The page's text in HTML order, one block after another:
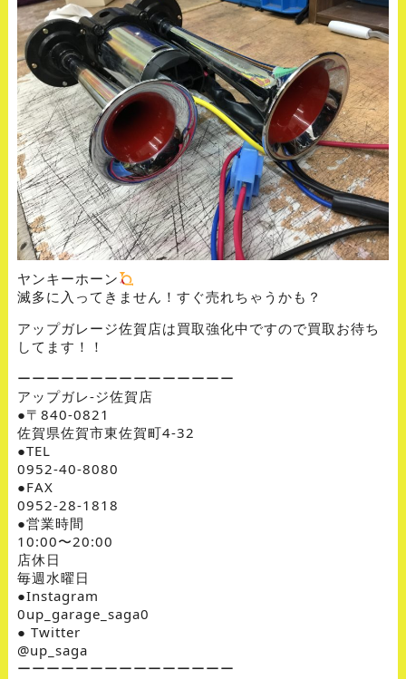
ヤンキーホーン
滅多に入ってきません！すぐ売れちゃうかも？
アップガレージ佐賀店は買取強化中ですので買取お待ち
してます！！
ーーーーーーーーーーーーーーー
アップガレ-ジ佐賀店
●〒840-0821
佐賀県佐賀市東佐賀町4-32
●TEL
0952-40-8080
●FAX
0952-28-1818
●営業時間
10:00〜20:00
店休日
毎週水曜日
●Instagram
0up_garage_saga0
● Twitter
@up_saga
ーーーーーーーーーーーーーーー